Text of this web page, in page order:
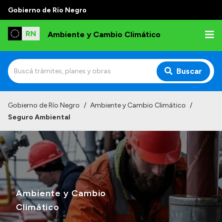
Gobierno de Río Negro
Ambiente y Cambio Climático
Buscar
Funciones
Delegaciones
Autoridades
Normativa
Gobierno de Río Negro / Ambiente y Cambio Climático /
Seguro Ambiental
Ambiente y Cambio
Climático